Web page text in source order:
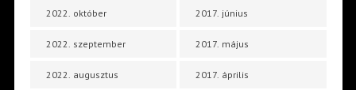
2022. október
2022. szeptember
2022. augusztus
2017. június
2017. május
2017. április